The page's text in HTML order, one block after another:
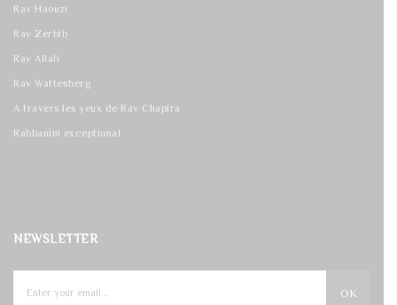
Rav Haouzi
Rav Zerbib
Rav Allali
Rav Wattenberg
A travers les yeux de Rav Chapira
Rabbanim exceptional
NEWSLETTER
OK